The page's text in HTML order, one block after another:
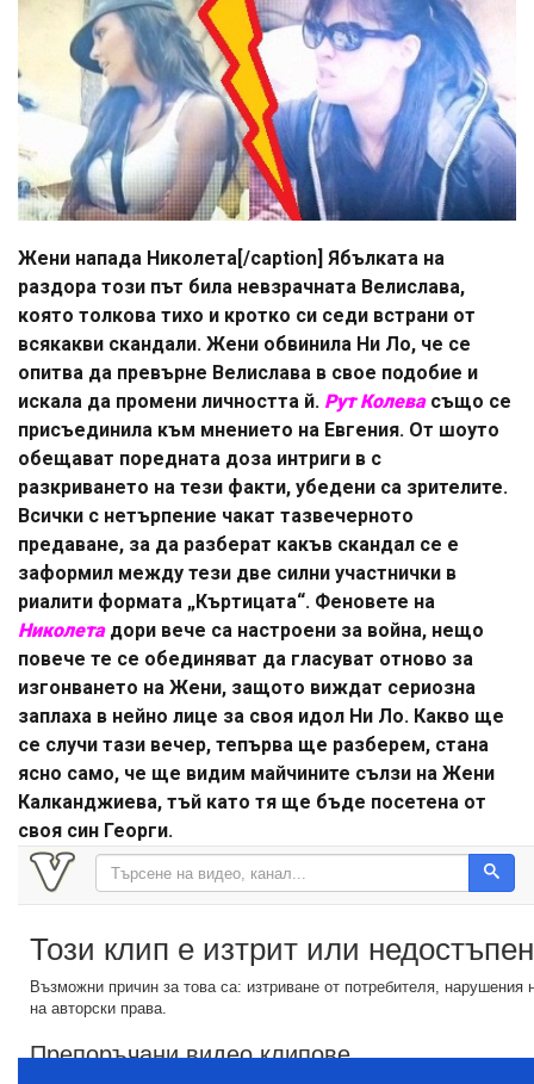
Жени напада Николета[/caption] Ябълката на
раздора този път била невзрачната Велислава,
която толкова тихо и кротко си седи встрани от
всякакви скандали. Жени обвинила Ни Ло, че се
опитва да превърне Велислава в свое подобие и
искала да промени личността й. Рут Колевасъщо се
присъединила към мнението на Евгения. От шоуто
обещават поредната доза интриги в с
разкриването на тези факти, убедени са зрителите.
Всички с нетърпение чакат тазвечерното
предаване, за да разберат какъв скандал се е
заформил между тези две силни участнички в
риалити формата „Къртицата“. Феновете на
Николета дори вече са настроени за война, нещо
повече те се обединяват да гласуват отново за
изгонването на Жени, защото виждат сериозна
заплаха в нейно лице за своя идол Ни Ло. Какво ще
се случи тази вечер, тепърва ще разберем, стана
ясно само, че ще видим майчините сълзи на Жени
Калканджиева, тъй като тя ще бъде посетена от
своя син Георги.